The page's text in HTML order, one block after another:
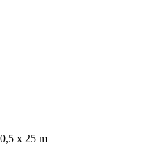
x 25 m